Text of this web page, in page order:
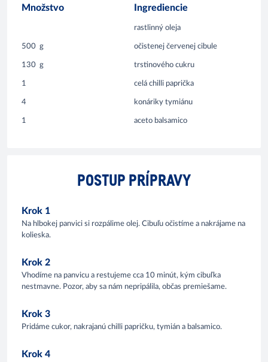
Množstvo Ingrediencie
rastlinný oleja
500 g očistenej červenej cibule
130 g trstinového cukru
1 celá chilli paprička
4 konáriky tymiánu
1 aceto balsamico
POSTUP PRÍPRAVY
Krok 1
Na hlbokej panvici si rozpálime olej. Cibuľu očistíme a nakrájame na
kolieska.
Krok 2
Vhodíme na panvicu a restujeme cca 10 minút, kým cibuľka
nestmavne. Pozor, aby sa nám nepripálila, občas premiešame.
Krok 3
Pridáme cukor, nakrajanú chilli papričku, tymián a balsamico.
Krok 4